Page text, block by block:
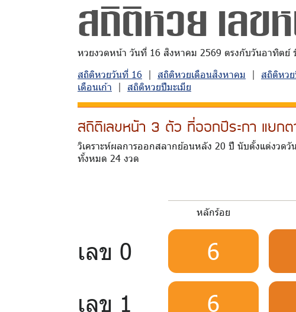
สถิติหวย เลข
หวยงวดหน้า วันที่ 16 สิงหาคม 2569 ตรงกับวันอาทิตย์
สถิติหวยวันที่ 16 | สถิติหวยเดือนสิงหาคม | สถิติหว
เดือนเก้า | สถิติหวยปีมะเมีย
สถิติเลขหน้า 3 ตัว ที่ออกปีระกา แยก
วิเคราะห์ผลการออกสลากย้อนหลัง 20 ปี นับตั้งแต่งวด
ทั้งหมด 24 งวด
หลักร้อย
เลข 0 6
เลข 1
6